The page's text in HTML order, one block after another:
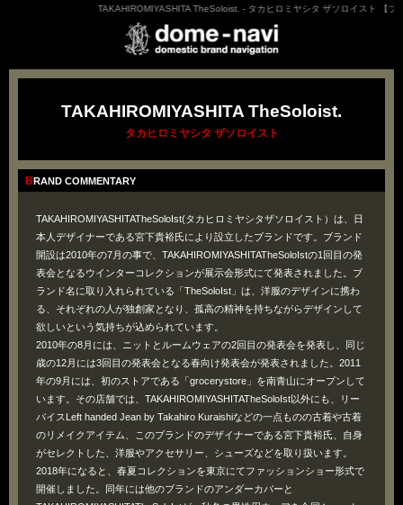
TAKAHIROMIYASHITA TheSoloist. - タカヒロミヤシタ ザソロイスト 【ブラ
TAKAHIROMIYASHITA TheSoloist.
タカヒロミヤシタ ザソロイスト
BRAND COMMENTARY
TAKAHIROMIYASHITATheSoloIst(タカヒロミヤシタザソロイスト）は、日
本人デザイナーである宮下貴裕氏により設立したブランドです。ブランド
開設は2010年の7月の事で、TAKAHIROMIYASHITATheSoloIstの1回目の発
表会となるウインターコレクションが展示会形式にて発表されました。ブ
ランド名に取り入れられている「TheSoloIst」は、洋服のデザインに携わ
る、それぞれの人が独創家となり、孤高の精神を持ちながらデザインして
欲しいという気持ちが込められています。
2010年の8月には、ニットとルームウェアの2回目の発表会を発表し、同じ
歳の12月には3回目の発表会となる春向け発表会が発表されました。2011
年の9月には、初のストアである「grocerystore」を南青山にオープンして
います。その店舗では、TAKAHIROMIYASHITATheSoloIst以外にも、リー
バイスLeft handed Jean by Takahiro Kuraishiなどの一点ものの古着や古着
のリメイクアイテム、このブランドのデザイナーである宮下貴裕氏、自身
がセレクトした、洋服やアクセサリー、シューズなどを取り扱います。
2018年になると、春夏コレクションを東京にてファッションショー形式で
開催しました。同年には他のブランドのアンダーカバーと